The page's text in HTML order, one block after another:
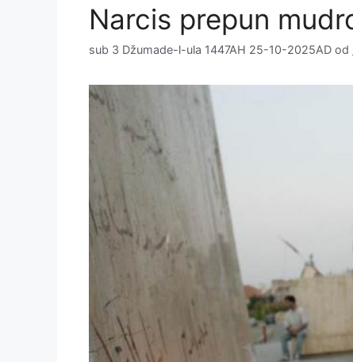
Narcis prepun
sub 3 Džumade-l-ula 1447AH 25-10-2025AD od